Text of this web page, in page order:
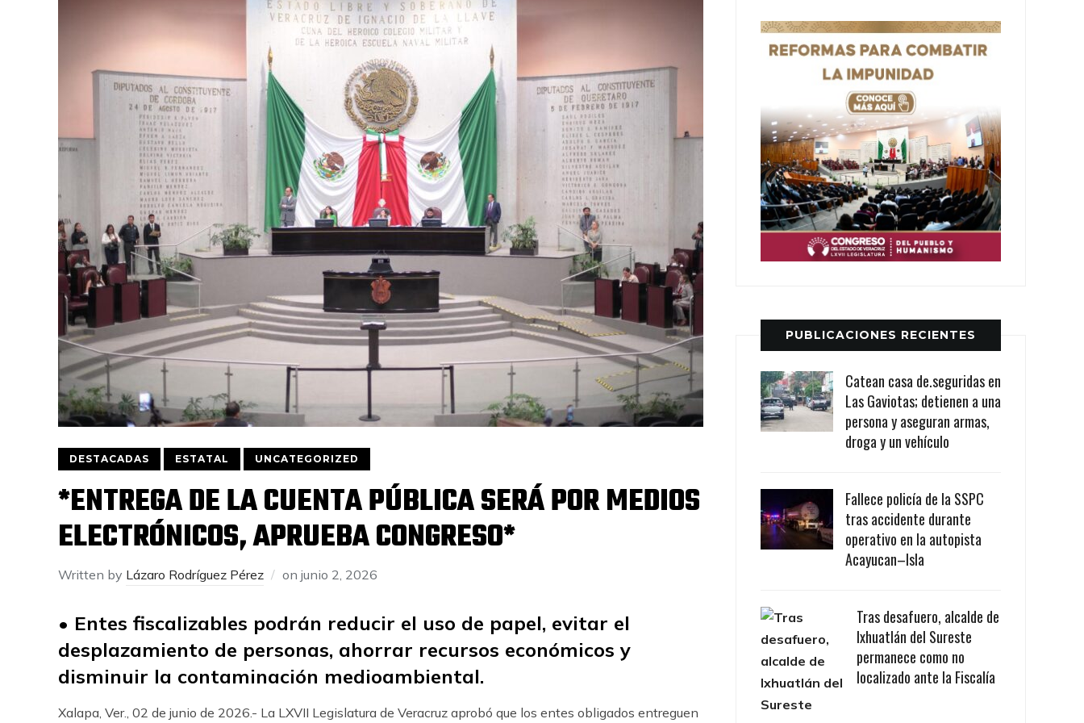
DESTACADAS ESTATAL UNCATEGORIZED
*ENTREGA DE LA CUENTA PÚBLICA SERÁ POR MEDIOS
ELECTRÓNICOS, APRUEBA CONGRESO*
Written by Lázaro Rodríguez Pérez on junio 2, 2026
• Entes fiscalizables podrán reducir el uso de papel, evitar el
desplazamiento de personas, ahorrar recursos económicos y
disminuir la contaminación medioambiental.
Xalapa, Ver., 02 de junio de 2026.- La LXVII Legislatura de Veracruz aprobó que los entes obligados entreguen
PUBLICACIONES RECIENTES
Catean casa de.seguridas en
Las Gaviotas; detienen a una
persona y aseguran armas,
droga y un vehículo
Fallece policía de la SSPC
tras accidente durante
operativo en la autopista
Acayucan–Isla
Tras desafuero, alcalde de
Ixhuatlán del Sureste
permanece como no
localizado ante la Fiscalía